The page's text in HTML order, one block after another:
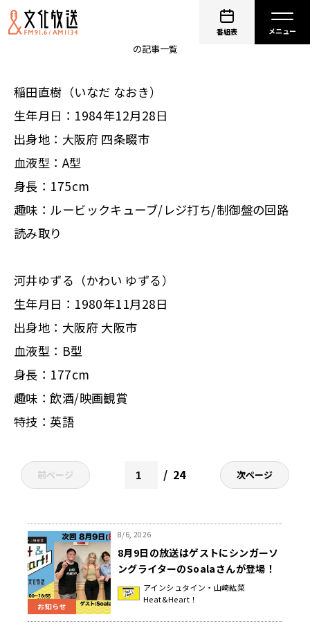
番組表
の記事一覧
稲田直樹（いなだ なおき）
生年月日：1984年12月28日
出身地：大阪府 四条畷市
血液型：A型
身長：175cm
趣味：ルービックキューブ/レジ打ち/制御盤の回路
読み取り
河井ゆずる（かわい ゆずる）
生年月日：1980年11月28日
出身地：大阪府 大阪市
血液型：B型
身長：177cm
趣味：飲酒/映画観賞
特技：英語
前ページ 24 次ページ
お知らせ
8/6, 2026
8月9日の放送はゲストにシンガーソ
ングライターのSoalaさんが登場！
『アインシュタイン・山崎紘菜
Heat&Heart!』
アインシュタイン・山崎紘菜
Heat&Heart！